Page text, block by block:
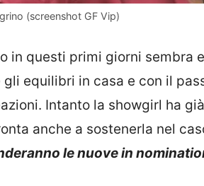
(screenshot GF Vip)
in questi primi giorni sembra
equilibri in casa e con il
Intanto la showgirl ha
anche a sostenerla nel
le nuove in